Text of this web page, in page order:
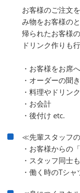
お客様のご注文
み物をお客様の
帰られたお客様
ドリンク作りも
・お客様をお席
・オーダーの聞
・料理やドリン
・お会計
・後付け etc.
≪先輩スタッフ
・お客様からの
・スタッフ同士
・働く時のTシ